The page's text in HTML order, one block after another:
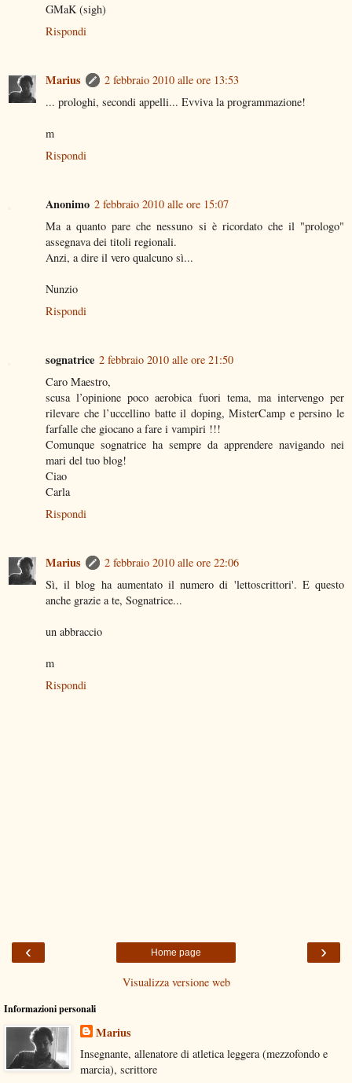
GMaK (sigh)
Rispondi
Marius
2 febbraio 2010 alle ore 13:53
... prologhi, secondi appelli... Evviva la programmazione!
m
Rispondi
Anonimo 2 febbraio 2010 alle ore 15:07
Ma a quanto pare che nessuno si è ricordato che il "prologo"
assegnava dei titoli regionali.
Anzi, a dire il vero qualcuno sì...
Nunzio
Rispondi
sognatrice 2 febbraio 2010 alle ore 21:50
Caro Maestro,
scusa l’opinione poco aerobica fuori tema, ma intervengo per
rilevare che l’uccellino batte il doping, MisterCamp e persino le
farfalle che giocano a fare i vampiri !!!
Comunque sognatrice ha sempre da apprendere navigando nei
mari del tuo blog!
Ciao
Carla
Rispondi
Marius
2 febbraio 2010 alle ore 22:06
Sì, il blog ha aumentato il numero di 'lettoscrittori'. E questo
anche grazie a te, Sognatrice...
un abbraccio
m
Rispondi
‹ ›
Home page
Visualizza versione web
Informazioni personali
Marius
Insegnante, allenatore di atletica leggera (mezzofondo e
marcia), scrittore